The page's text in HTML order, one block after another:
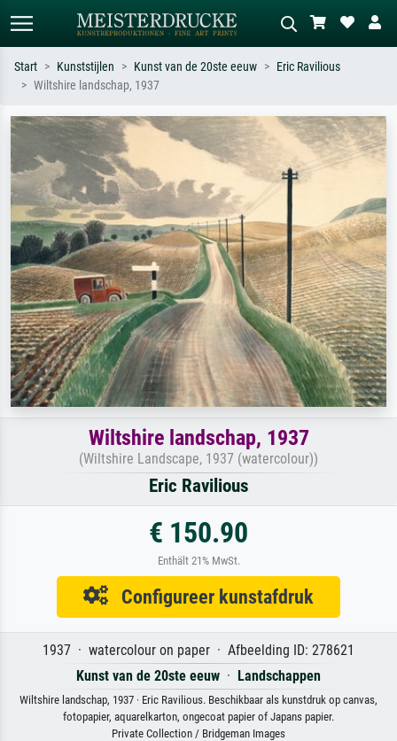
Zoek op kunstenaar, titel of stijl – bijv.
Monet, Sterrennacht, impressionisme,
Hokusai-golf, naakt.
Beschrijf de scène – bijv. groene
weide, abstract met veel rood, donker
olieverfschilderij, staand naakt naast
een boom.
Start Kunststijlen Kunst van de 20ste eeuw
Eric Ravilious
Wiltshire landschap, 1937
Wiltshire landschap, 1937
(Wiltshire Landscape, 1937 (watercolour))
Eric Ravilious
€ 150.90
Enthält 21% MwSt.
Configureer kunstafdruk
1937 · watercolour on paper · Afbeelding ID: 278621
Kunst van de 20ste eeuw · Landschappen
Wiltshire landschap, 1937 · Eric Ravilious. Beschikbaar als kunstdruk op canvas,
fotopapier, aquarelkarton, ongecoat papier of Japans papier.
Private Collection / Bridgeman Images